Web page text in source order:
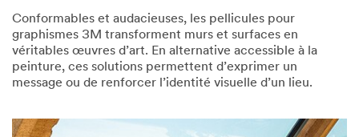
Conformables et audacieuses, les pellicules pour
graphismes 3M transforment murs et surfaces en
véritables œuvres d’art. En alternative accessible à la
peinture, ces solutions permettent d’exprimer un
message ou de renforcer l’identité visuelle d’un lieu.